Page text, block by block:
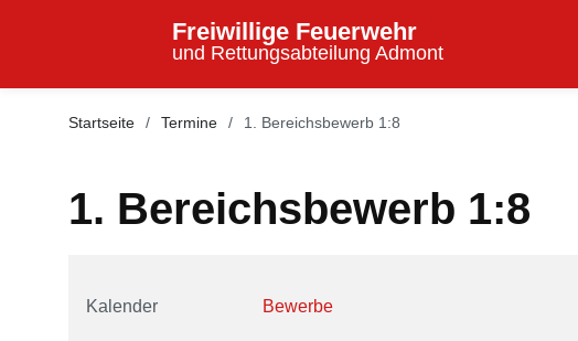
Freiwillige Feuerwehr
und Rettungsabteilung Admont
Startseite Termine 1. Bereichsbewerb 1:8
1. Bereichsbewerb 1:8
Kalender Bewerbe